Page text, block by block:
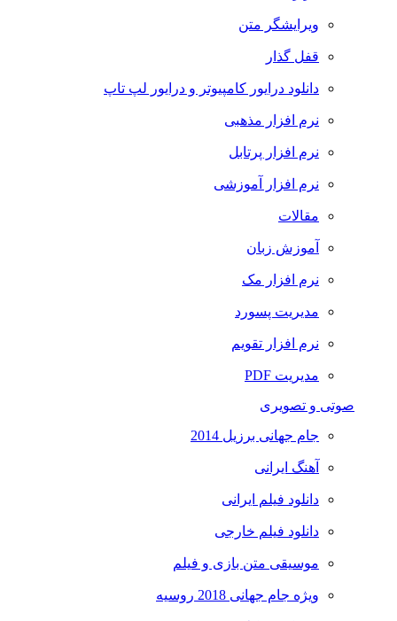
ویرایشگر متن
قفل گذار
دانلود درایور کامپیوتر و درایور لپ تاپ
نرم افزار مذهبی
نرم افزار پرتابل
نرم افزار آموزشی
مقالات
آموزش زبان
نرم افزار مک
مدیریت پسورد
نرم افزار تقویم
مدیریت PDF
صوتی و تصویری
جام جهانی برزیل 2014
آهنگ ایرانی
دانلود فیلم ایرانی
دانلود فیلم خارجی
موسیقی متن بازی و فیلم
ویژه جام جهانی 2018 روسیه